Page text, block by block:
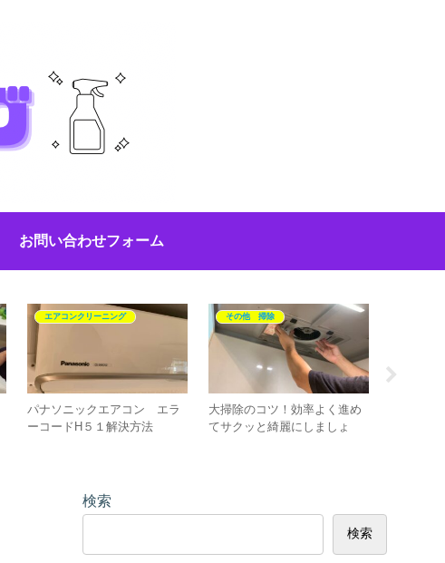
お問い合わせフォーム
エアコンクリーニング
パナソニックエアコン エラ
ーコードH５１解決方法
その他 掃除
大掃除のコツ！効率よく進め
てサクッと綺麗にしましょ
検索
検索